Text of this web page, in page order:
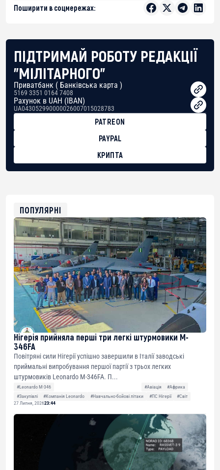
Поширити в соцмережах:
ПІДТРИМАЙ РОБОТУ РЕДАКЦІЇ
"МІЛІТАРНОГО"
Приватбанк ( Банківська карта )
5169 3351 0164 7408
Рахунок в UAH (IBAN)
UA043052990000026007015028783
PATREON
PAYPAL
КРИПТА
0xfD02863D3289416fcF50975c9DFda13623f97758
ПОПУЛЯРНІ
Нігерія прийняла перші три легкі штурмовики M-
346FA
Повітряні сили Нігерії успішно завершили в Італії заводські
приймальні випробування першої партії з трьох легких
штурмовиків Leonardo M-346FA. П...
#Leonardo M-346 #Авіація
#Африка
#Закупівлі
#Компанія Leonardo #Навчально-бойові літаки #ПС Нігерії
#Світ
27 Липня, 202623:44